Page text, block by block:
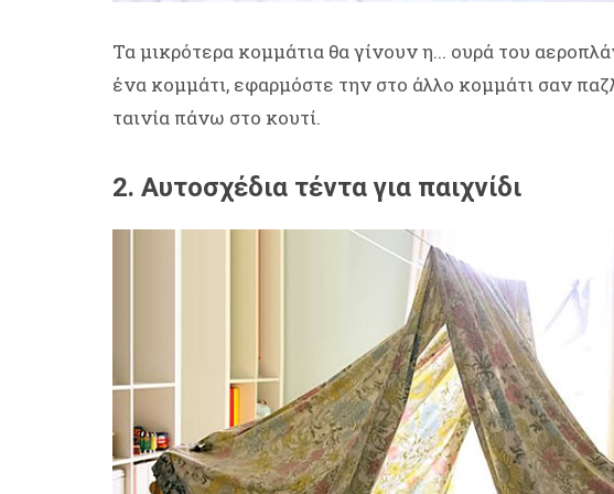
Τα μικρότερα κομμάτια θα γίνουν η... ουρά του
ένα κομμάτι, εφαρμόστε την στο άλλο κομμάτι σαν
ταινία πάνω στο κουτί.
2. Αυτοσχέδια τέντα για παιχνίδι